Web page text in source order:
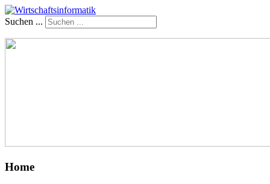
Suchen ...
Home